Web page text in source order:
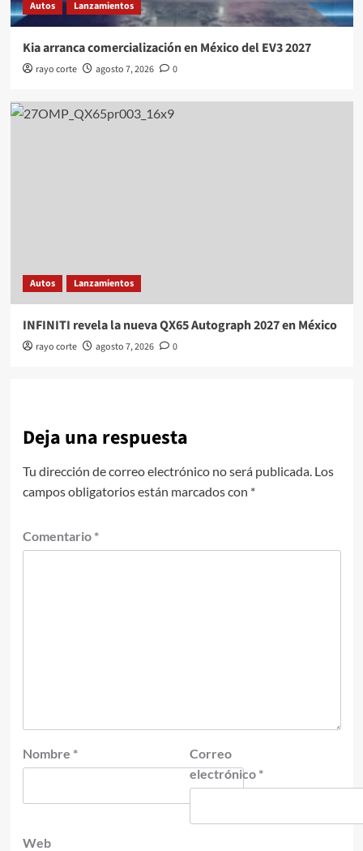
Autos Lanzamientos
Kia arranca comercialización en México del EV3 2027
rayo corte agosto 7, 2026 0
Autos Lanzamientos
INFINITI revela la nueva QX65 Autograph 2027 en México
rayo corte agosto 7, 2026 0
Deja una respuesta
Tu dirección de correo electrónico no será publicada. Los
campos obligatorios están marcados con *
Comentario *
Nombre *
Correo
electrónico *
Web